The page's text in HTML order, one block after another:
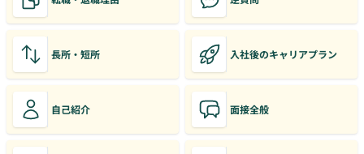
長所・短所 入社後のキャリアプラン
自己紹介 面接全般